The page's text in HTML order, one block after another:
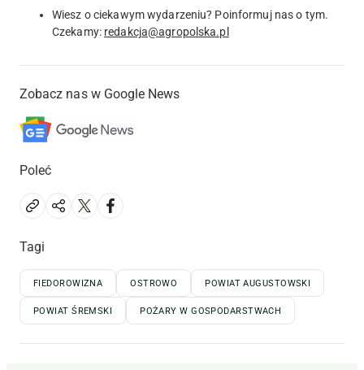
Wiesz o ciekawym wydarzeniu? Poinformuj nas o tym.
Czekamy: redakcja@agropolska.pl
Zobacz nas w Google News
Poleć
Tagi
FIEDOROWIZNA OSTROWO POWIAT AUGUSTOWSKI
POWIAT ŚREMSKI POŻARY W GOSPODARSTWACH